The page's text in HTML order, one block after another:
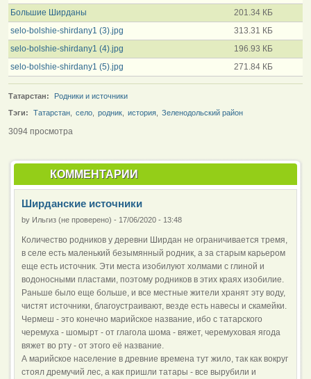
Большие Ширданы
201.34 КБ
selo-bolshie-shirdany1 (3).jpg
313.31 КБ
selo-bolshie-shirdany1 (4).jpg
196.93 КБ
selo-bolshie-shirdany1 (5).jpg
271.84 КБ
Татарстан:
Родники и источники
Тэги:
Татарстан село родник история Зеленодольский район
3094 просмотра
КОММЕНТАРИИ
Ширданские источники
by Ильгиз (не проверено) - 17/06/2020 - 13:48
Количество родников у деревни Ширдан не ограничивается тремя,
в селе есть маленький безымянный родник, а за старым карьером
еще есть источник. Эти места изобилуют холмами с глиной и
водоносными пластами, поэтому родников в этих краях изобилие.
Раньше было еще больше, и все местные жители хранят эту воду,
чистят источники, благоустраивают, везде есть навесы и скамейки.
Чермеш - это конечно марийское название, ибо с татарского
черемуха - шомырт - от глагола шома - вяжет, черемуховая ягода
вяжет во рту - от этого её название.
А марийское население в древние времена тут жило, так как вокруг
стоял дремучий лес, а как пришли татары - все вырубили и